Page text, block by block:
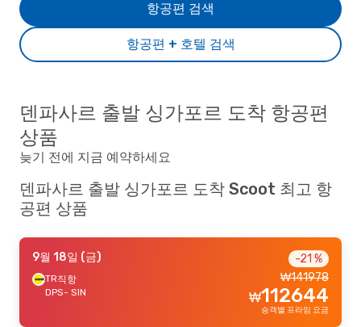
항공편 + 호텔 검색
항공편 검색
덴파사르 출발 싱가포르 도착 항공편
상품
늦기 전에 지금 예약하세요
덴파사르 출발 싱가포르 도착 Scoot 최고 항
공편 상품
9월 18일 (금)
TR직항
DPS- SIN
-21 %
141978
₩
112644
₩
승객별 프라임 요금